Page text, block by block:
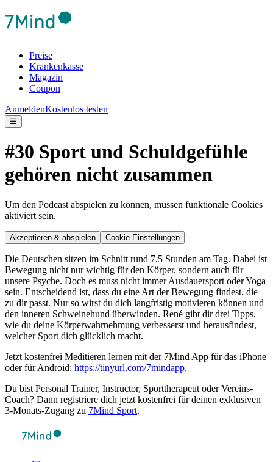
Preise
Krankenkasse
Magazin
Coupon
AnmeldenKostenlos testen
☰
#30 Sport und Schuldgefühle
gehören nicht zusammen
Um den Podcast abspielen zu können, müssen funktionale Cookies
aktiviert sein.
Akzeptieren & abspielen Cookie-Einstellungen
Die Deutschen sitzen im Schnitt rund 7,5 Stunden am Tag. Dabei ist
Bewegung nicht nur wichtig für den Körper, sondern auch für
unsere Psyche. Doch es muss nicht immer Ausdauersport oder Yoga
sein. Entscheidend ist, dass du eine Art der Bewegung findest, die
zu dir passt. Nur so wirst du dich langfristig motivieren können und
den inneren Schweinehund überwinden. René gibt dir drei Tipps,
wie du deine Körperwahrnehmung verbesserst und herausfindest,
welcher Sport dich glücklich macht.
Jetzt kostenfrei Meditieren lernen mit der 7Mind App für das iPhone
oder für Android: https://tinyurl.com/7mindapp.
Du bist Per­so­nal Trai­ner, Instruc­tor, Sport­the­ra­peut oder Ver­eins-
Coach? Dann regis­triere dich jetzt kos­ten­frei für deinen exklu­si­ven
3-Monats-Zugang zu 7Mind Sport.